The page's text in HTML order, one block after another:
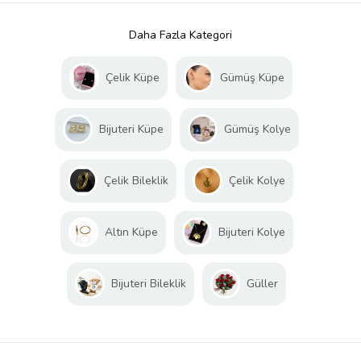
Daha Fazla Kategori
Çelik Küpe Gümüş Küpe
Bijuteri Küpe Gümüş Kolye
Çelik Bileklik Çelik Kolye
Altın Küpe Bijuteri Kolye
Bijuteri Bileklik Güller